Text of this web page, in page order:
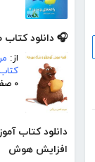
🎧 دانلود
از:
۰ صفحه
دانلود کتاب
افزایش هوش